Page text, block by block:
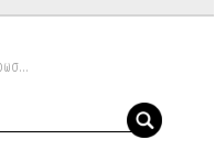
Ενημέρωση για τις πυρκαγιές στην Θάσο